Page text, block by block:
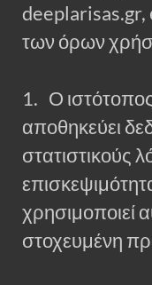
deeplarisas.gr,
των όρων
1. Ο
αποθηκεύει
στατιστικούς
χρησιμοποιεί
στοχευμένη